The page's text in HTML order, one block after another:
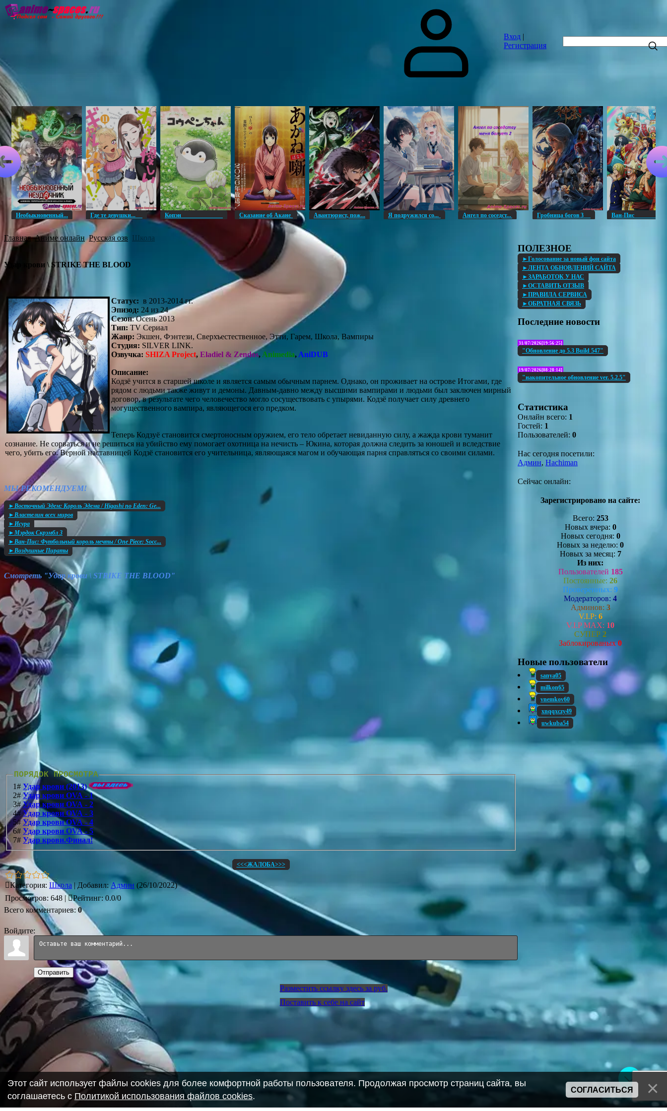
Вход |
Регистрация
Необыкновенный... Где те девушки... Копэн Сказание об Акане Авантюрист, пож... Я подружился со... Ангел по соседст... Гробница богов 3 Ван-
Главная Аниме онлайн Русская озв Школа
Удар крови \ STRIKE THE BLOOD
Статус: в 2013-2014 гг.
Эпизод: 24 из 24
Сезон: Осень 2013
Тип:TV Сериал
Жанр: Экшен, Фэнтези, Сверхъестественное, Этти, Гарем, Школа, Вампиры
Студия: SILVER LINK.
Озвучка: SHIZA Project, Eladiel & Zendos, Animedia, AniDUB
Описание:
Кодзё учится в старшей школе и является самым обычным парнем. Однако, он проживает на острове Итогами, где
рядом с людьми также живут и демоны. Давным-давно между высшими вампирами и людьми был заключен мирный
договор, в результате чего человечество могло сосуществовать с упырями. Кодзё получает силу древнего
могущественного вампира, являющегося его предком.
Теперь Кодзуё становится смертоносным оружием, его тело обретает невиданную силу, а жажда крови туманит
сознание. Не сорваться и не решиться на убийство ему помогает охотница на нечисть – Юкина, которая должна следить за юношей и вследствие
чего, убить его. Верной наставницей Кодзё становится его учительница, являющаяся магом и обучающая парня справляться со своими силами.
МЫ РЕКОМЕНДУЕМ!
►Восточный Эдем: Король Эдема / Higashi no Eden: Ge...
►Властелин всех миров
►Исура
►Мэрдок Скрэмбл 3
►Ван-Пис: Футбольный король мечты / One Piece: Socc...
►Воздушные Пираты
Смотреть "Удар крови \ STRIKE THE BLOOD"
ПОРЯДОК ПРОСМОТРА
1# Удар крови (2013)
2#Удар крови OVA - 1
3#Удар крови OVA - 2
4#Удар крови OVA - 3
5#Удар крови OVA - 4
6# Удар крови OVA - 5
7# Удар крови.Финал!
<<<ЖАЛОБА>>>
Категория: Школа | Добавил: Админ (26/10/2022)
Просмотров: 648 | Рейтинг: 0.0/0
Всего комментариев: 0
Войдите:
Отправить
ПОЛЕЗНОЕ
►Голосование за новый фон сайта
►ЛЕНТА ОБНОВЛЕНИЙ САЙТА
►ЗАРАБОТОК У НАС
►ОСТАВИТЬ ОТЗЫВ
►ПРАВИЛА СЕРВИСА
►ОБРАТНАЯ СВЯЗЬ
Последние новости
31/07/2026[19:56:25]
"Обновление до 5.3 Build 547"
19/07/2026[08:28:14]
"накопительное обновление ver. 5.2.5"
Статистика
Онлайн всего: 1
Гостей: 1
Пользователей: 0
Нас сегодня посетили:
Админ, Hachiman
Сейчас онлайн:
Зарегистрировано на сайте:
Всего: 253
Новых вчера: 0
Новых сегодня: 0
Новых за неделю: 0
Новых за месяц: 7
Из них:
Пользователей 185
Постоянные: 26
Проверенных: 9
Модераторов: 4
Админов: 3
V.I.P: 6
V.I.P MAX: 10
СУПЕР 2
Заблокированых 0
Новые пользователи
sanya05
milkon65
vnemkov60
xnqqxczy49
uwkuba54
Разместить ссылку здесь за руб.
Поставить к себе на сайт
Этот сайт использует файлы cookies для более комфортной работы пользователя. Продолжая просмотр страниц сайта, вы
соглашаетесь с Политикой использования файлов cookies.
СОГЛАСИТЬСЯ